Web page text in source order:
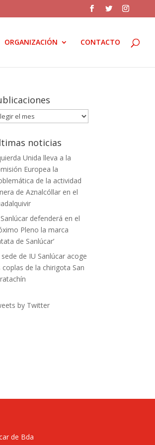
ORGANIZACIÓN CONTACTO
noticias
Unida lleva a la
Europea la
de la actividad
de Aznalcóllar en el
defenderá en el
Pleno la marca
de Sanlúcar’
sede de IU Sanlúcar acoge
coplas de la chirigota San
by Twitter
de Bda